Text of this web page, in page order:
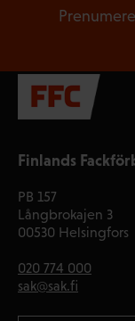
Finlands
PB 157
Långbrokajen 3
00530 Helsingfors
020 774 000
sak@sak.fi